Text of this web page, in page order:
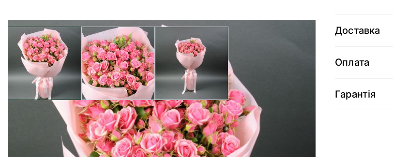
View larger image View larger image Доставка
Оплата
Гарантія